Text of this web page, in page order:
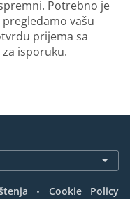
Potrebno je
vašu
prijema sa
isporuku.
.
Cookie Policy